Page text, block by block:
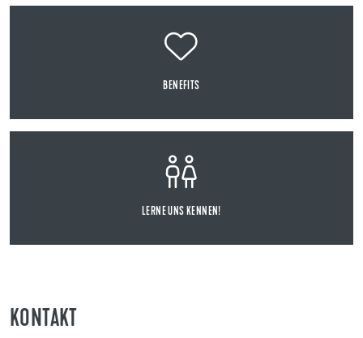
BENEFITS
LERNE UNS KENNEN!
KONTAKT